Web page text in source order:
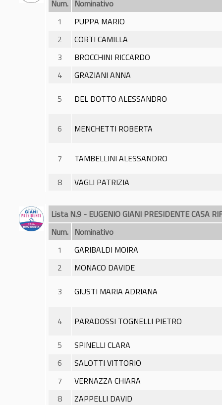
Num. Nominativo
1
PUPPA MARIO
2
CORTI CAMILLA
3
BROCCHINI RICCARDO
4
GRAZIANI ANNA
5
DEL DOTTO ALESSANDRO
6 MENCHETTI ROBERTA
7
TAMBELLINI ALESSANDRO
8
VAGLI PATRIZIA
Lista N.9 - EUGENIO GIANI PRESIDENTE CASA
Num. Nominativo
1
GARIBALDI MOIRA
2
MONACO DAVIDE
3
GIUSTI MARIA ADRIANA
4
PARADOSSI TOGNELLI PIETRO
5
SPINELLI CLARA
6
SALOTTI VITTORIO
7
VERNAZZA CHIARA
8
ZAPPELLI DAVID